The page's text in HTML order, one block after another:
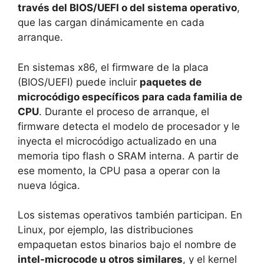
través del BIOS/UEFI o del sistema operativo,
que las cargan dinámicamente en cada
arranque.
En sistemas x86, el firmware de la placa
(BIOS/UEFI) puede incluir paquetes de
microcódigo específicos para cada familia de
CPU. Durante el proceso de arranque, el
firmware detecta el modelo de procesador y le
inyecta el microcódigo actualizado en una
memoria tipo flash o SRAM interna. A partir de
ese momento, la CPU pasa a operar con la
nueva lógica.
Los sistemas operativos también participan. En
Linux, por ejemplo, las distribuciones
empaquetan estos binarios bajo el nombre de
intel-microcode u otros similares, y el kernel